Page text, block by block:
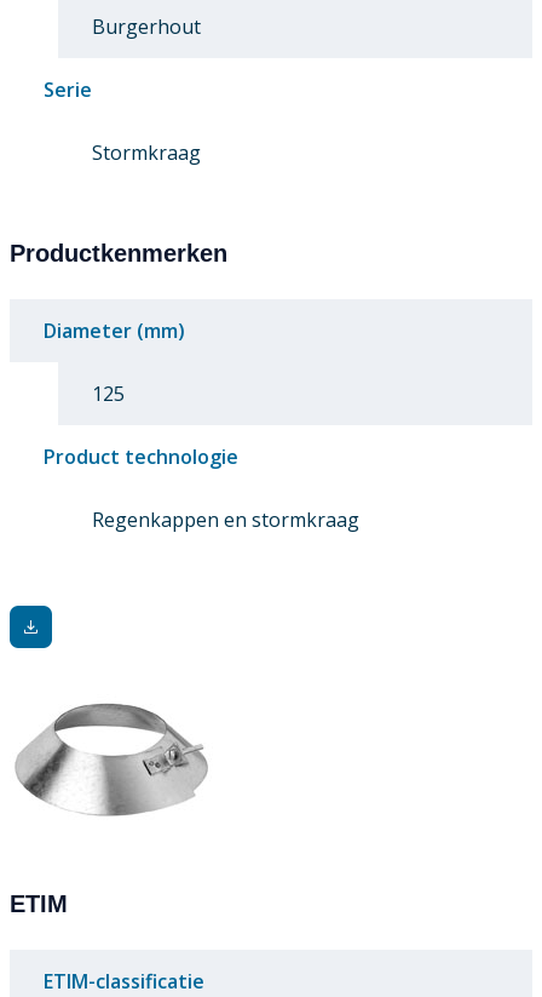
Burgerhout
Serie
Stormkraag
Productkenmerken
Diameter (mm)
125
Product technologie
Regenkappen en stormkraag
ETIM
ETIM-classificatie